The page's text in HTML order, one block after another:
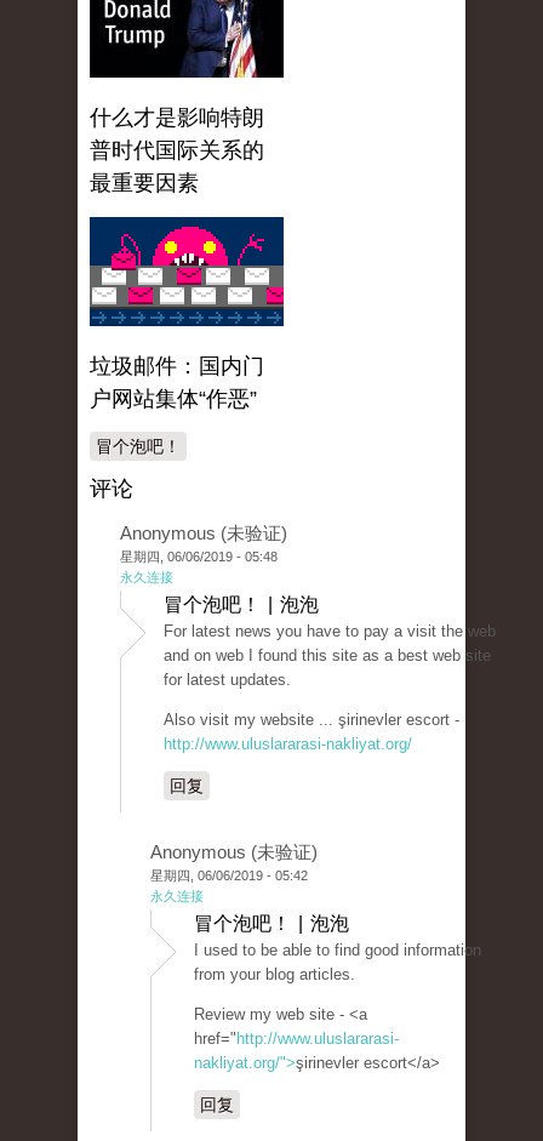
什么才是影响特朗
普时代国际关系的
最重要因素
垃圾邮件：国内门
户网站集体“作恶”
冒个泡吧！
评论
Anonymous (未验证)
星期四, 06/06/2019 - 05:48
永久连接
冒个泡吧！ | 泡泡
For latest news you have to pay a visit the web
and on web I found this site as a best web site
for latest updates.
Also visit my website ... şirinevler escort -
http://www.uluslararasi-nakliyat.org/
回复
Anonymous (未验证)
星期四, 06/06/2019 - 05:42
永久连接
冒个泡吧！ | 泡泡
I used to be able to find good information
from your blog articles.
Review my web site - <a
href=" http://www.uluslararasi-
nakliyat.org/">şirinevler escort</a>
回复